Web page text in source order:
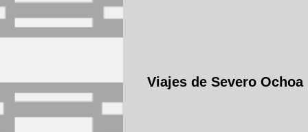
Viajes de Severo Ochoa